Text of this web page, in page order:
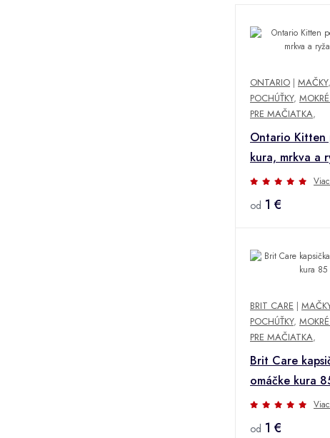
ONTARIO | MAČKY,
POCHÚŤKY,
PRE MAČIATKA,
Ontario Kitten
kura, mrkva a
od 1 €
BRIT CARE |
POCHÚŤKY,
PRE MAČIATKA,
Brit Care
omáčke kura
od 1 €